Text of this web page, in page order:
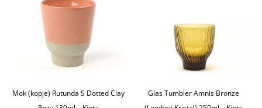
Mok (kopje) Rutunda S Dotted Clay
Glas Tumbler Amnis Bronze